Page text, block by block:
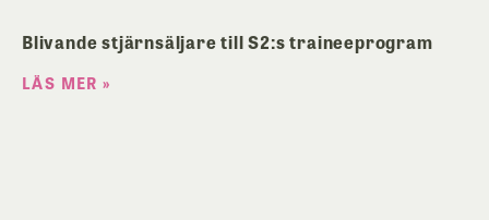
Blivande stjärnsäljare till S2:s traineeprogram
LÄS MER »